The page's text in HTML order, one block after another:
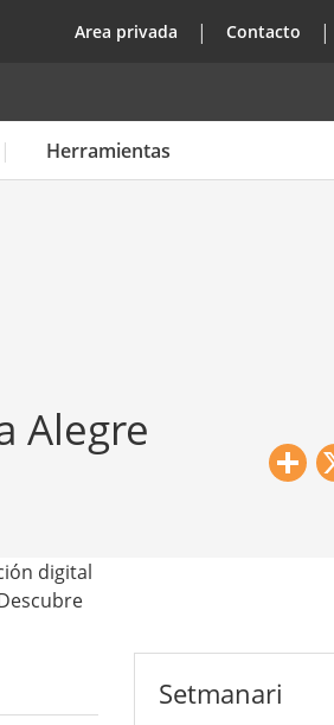
top
Area privada Contacto
Herramientas
Alegre
digital
Setmanari